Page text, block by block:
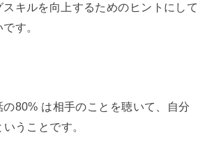
キルを向上するためのヒントにして
す。
80% は相手のことを聴いて、自分
うことです。